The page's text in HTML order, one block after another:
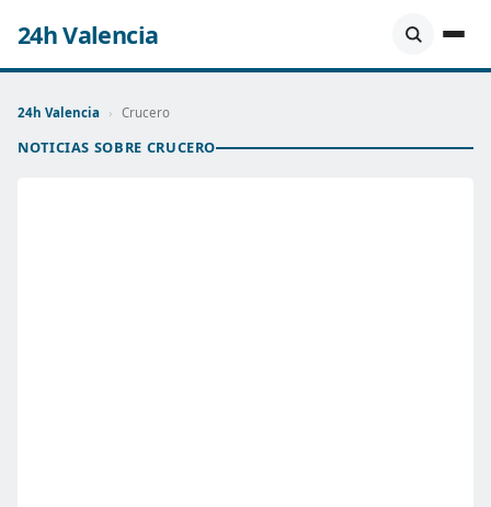
24h Valencia
24h Valencia › Crucero
NOTICIAS SOBRE CRUCERO